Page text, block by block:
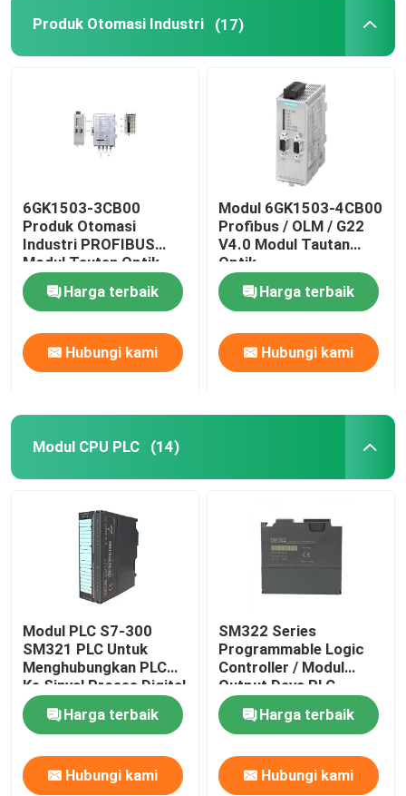
Pengukur Energi Rel Din
Plug dan soket industri
Tali Kabel Mengunci Sendiri
Produk Otomasi Industri (17)
6GK1503-3CB00
Produk Otomasi
Industri PROFIBUS
Modul Tautan Optik
Harga terbaik
Hubungi kami
Modul 6GK1503-4CB00
Profibus / OLM / G22
V4.0 Modul Tautan
Optik
Harga terbaik
Hubungi kami
Modul CPU PLC (14)
Modul PLC S7-300
SM321 PLC Untuk
Menghubungkan PLC
Ke Sinyal Proses Digital
Harga terbaik
Hubungi kami
SM322 Series
Programmable Logic
Controller / Modul
Output Daya PLC
Digital
Harga terbaik
Hubungi kami